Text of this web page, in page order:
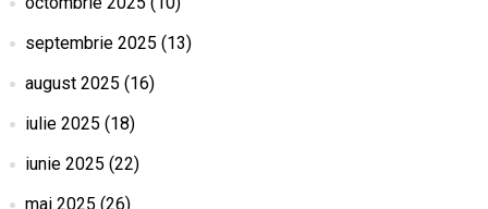
septembrie 2025 (13)
august 2025 (16)
iulie 2025 (18)
iunie 2025 (22)
mai 2025 (26)